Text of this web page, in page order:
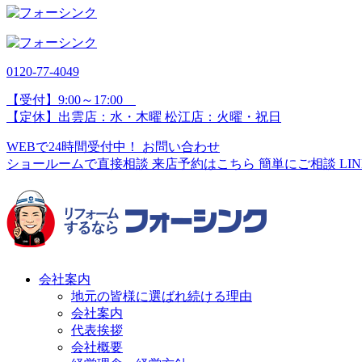
0120-77-4049
【受付】9:00～17:00
【定休】出雲店：水・木曜 松江店：火曜・祝日
WEBで24時間受付中！
お問い合わせ
ショールームで直接相談 来店予約はこちら 簡単にご相談
会社案内
地元の皆様に選ばれ続ける理由
会社案内
代表挨拶
会社概要